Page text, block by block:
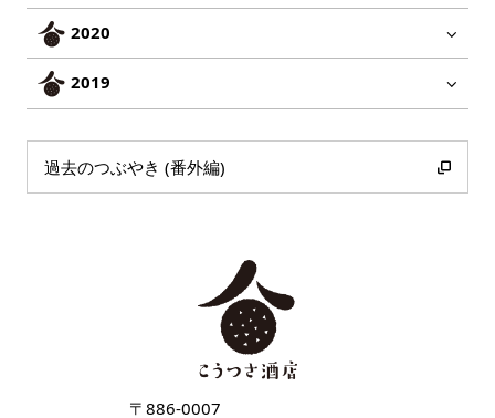
2020
2019
過去のつぶやき (番外編)
〒886-0007